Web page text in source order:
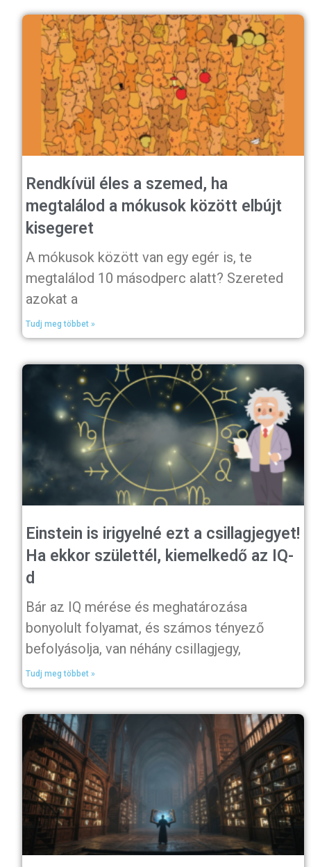
Rendkívül éles a szemed, ha
megtalálod a mókusok között elbújt
kisegeret
A mókusok között van egy egér is, te
megtalálod 10 másodperc alatt? Szereted
azokat a
Tudj meg többet »
Einstein is irigyelné ezt a csillagjegyet!
Ha ekkor születtél, kiemelkedő az IQ-
d
Bár az IQ mérése és meghatározása
bonyolult folyamat, és számos tényező
befolyásolja, van néhány csillagjegy,
Tudj meg többet »